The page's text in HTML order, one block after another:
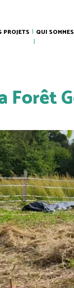
PROJETS QUI
Forêt